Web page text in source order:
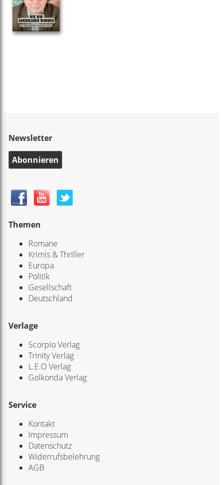
Newsletter
Abonnieren
Themen
Romane
Krimis & Thriller
Europa
Politik
Gesellschaft
Deutschland
Verlage
Scorpio Verlag
Trinity Verlag
L.E.O Verlag
Golkonda Verlag
Service
Kontakt
Impressum
Datenschutz
Widerrufsbelehrung
AGB